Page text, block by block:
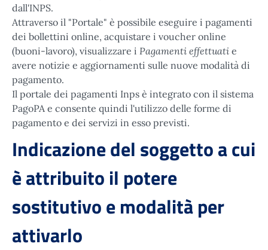
dall'INPS.
Attraverso il "Portale" è possibile eseguire i pagamenti
dei bollettini online, acquistare i voucher online
(buoni-lavoro), visualizzare i Pagamenti effettuati e
avere notizie e aggiornamenti sulle nuove modalità di
pagamento.
Il portale dei pagamenti Inps è integrato con il sistema
PagoPA e consente quindi l'utilizzo delle forme di
pagamento e dei servizi in esso previsti.
Indicazione del soggetto a cui
è attribuito il potere
sostitutivo e modalità per
attivarlo